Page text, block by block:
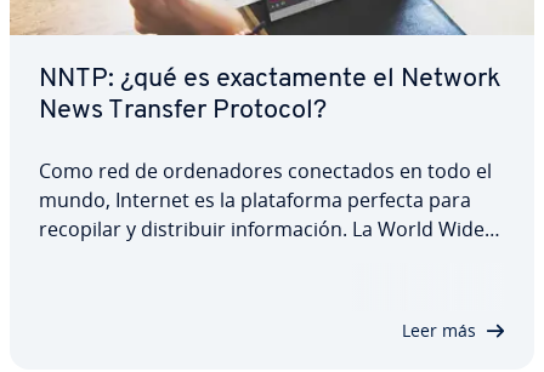
NNTP: ¿qué es exac­ta­me­n­te el Network
News Transfer Protocol?
Como red de or­de­na­do­res co­ne­c­ta­dos en todo el
mundo, Internet es la pla­ta­fo­r­ma perfecta para
recopilar y di­s­tri­buir in­fo­r­ma­ción. La World Wide
Leer más